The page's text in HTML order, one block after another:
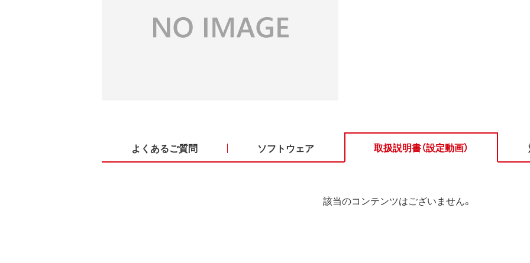
よくあるご質問 ソフトウェア 取扱説明書（設定動画）
該当のコンテンツはございません。